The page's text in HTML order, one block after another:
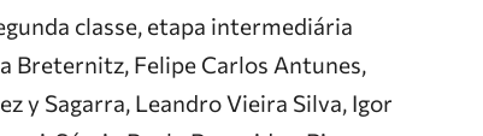
classe, etapa intermediária
Breternitz, Felipe Carlos Antunes,
y Sagarra, Leandro Vieira Silva, Igor